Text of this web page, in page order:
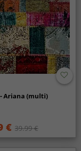
Ariana (multi)
€ 39.99 €